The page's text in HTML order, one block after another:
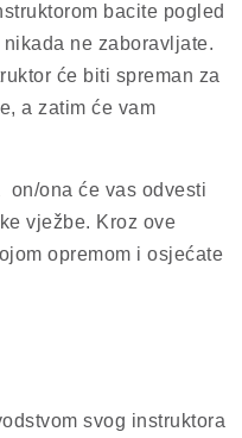
bacite pogled
ne zaboravljate.
će biti spreman za
a zatim će vam
on/ona će vas odvesti
vježbe. Kroz ove
opremom i osjećate
svog instruktora